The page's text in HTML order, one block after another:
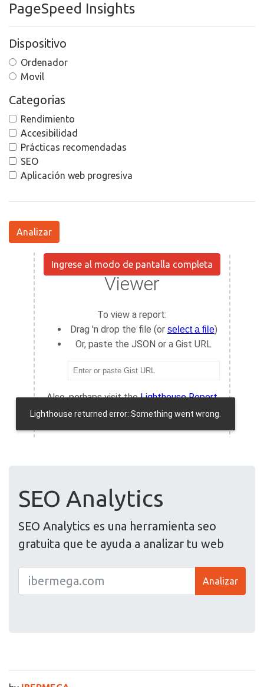
PageSpeed Insights
Dispositivo
Ordenador
Movil
Categorias
Rendimiento
Accesibilidad
Prácticas recomendadas
SEO
Aplicación web progresiva
Analizar
Ingrese al modo de pantalla completa
SEO Analytics
SEO Analytics es una herramienta seo
gratuita que te ayuda a analizar tu web
Analizar